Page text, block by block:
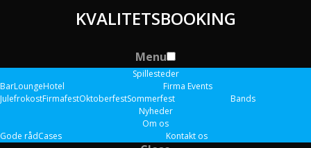
KVALITETSBOOKING
Menu
Spillesteder
BarLoungeHotel
Firma Events
JulefrokostFirmafestOktoberfestSommerfest
Bands
Nyheder
Om os
Gode rådCases Kontakt os